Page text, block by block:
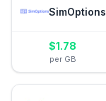
SimOptions
$1.78
per GB